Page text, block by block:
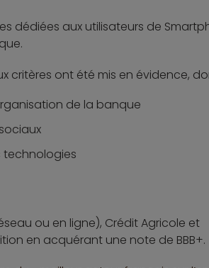
dédiées aux utilisateurs de
critères ont été mis en évidence,
de la banque
technologies
ou en ligne), Crédit Agricole et
en acquérant une note de BBB+.